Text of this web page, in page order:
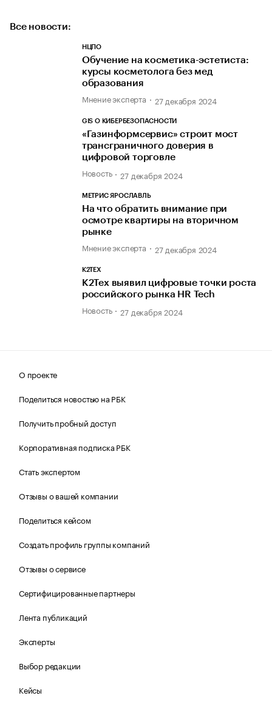
Все новости:
НЦПО
Обучение на косметика-эстетиста:
курсы косметолога без мед
образования
Мнение эксперта 27 декабря 2024
GIS О КИБЕРБЕЗОПАСНОСТИ
«Газинформсервис» строит мост
трансграничного доверия в
цифровой торговле
Новость 27 декабря 2024
МЕТРИС ЯРОСЛАВЛЬ
На что обратить внимание при
осмотре квартиры на вторичном
рынке
Мнение эксперта 27 декабря 2024
К2ТЕХ
К2Тех выявил цифровые точки роста
российского рынка HR Tech
Новость 27 декабря 2024
О проекте
Поделиться новостью на РБК
Получить пробный доступ
Корпоративная подписка РБК
Стать экспертом
Отзывы о вашей компании
Поделиться кейсом
Создать профиль группы компаний
Отзывы о сервисе
Сертифицированные партнеры
Лента публикаций
Эксперты
Выбор редакции
Кейсы